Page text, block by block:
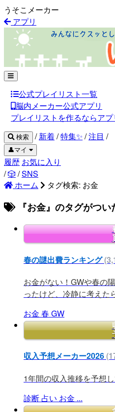
うそこメーカー
アプリ
公式プレイリスト一覧
脳内メーカー公式アプリ
プレイリストを作るならアプ
検索 / 新着/特集✨ /注目 /
👤マイ
履歴 お気に入り
/🎲 /SNS
ホーム
タグ検索: お金
『お金』のタグがつ
春の謎出費ランキング
お金がない！GWや春の
ったけど、冷静に考えた
お金 春 GW
収入予想メーカー2026
1年間の収入推移を予想
診断 占い お金 ...